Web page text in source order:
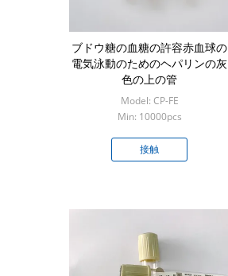
ブドウ糖の血糖の許容赤血球の
電気泳動のためのヘパリンの灰
色の上の管
Model: CP-FE
Min: 10000pcs
接触